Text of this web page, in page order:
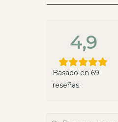
4,9
Basado en 69
reseñas.